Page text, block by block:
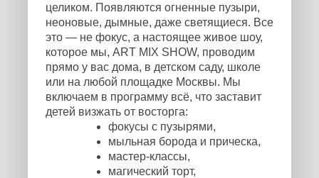
целиком. Появляются огненные пузыри,
неоновые, дымные, даже светящиеся. Все
это — не фокус, а настоящее живое шоу,
которое мы, ART MIX SHOW, проводим
прямо у вас дома, в детском саду, школе
или на любой площадке Москвы. Мы
включаем в программу всё, что заставит
детей визжать от восторга:
фокусы с пузырями,
мыльная борода и прическа,
мастер-классы,
магический торт,